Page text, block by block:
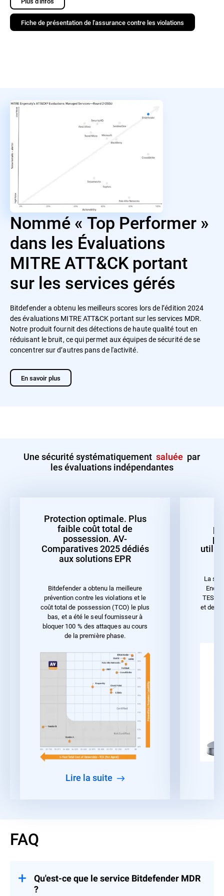
Fiche de présentation de l'assurance contre les violations
Nommé « Top Performer »
dans les Évaluations
MITRE ATT&CK portant
sur les services gérés
Bitdefender a obtenu les meilleurs scores lors de l’édition 2024
des évaluations MITRE ATT&CK portant sur les services MDR.
Notre produit fournit des détections de haute qualité tout en
réduisant le bruit, ce qui permet aux équipes de sécurité de se
concentrer sur d’autres pans de l'activité.
En savoir plus
Une sécurité systématiquementsaluée par
les évaluations indépendantes
Protection optimale. Plus
faible coût total de
possession. AV-
Comparatives 2025 dédiés
aux solutions EPR
Bitdefender a obtenu la meilleure
prévention contre les violations et le
coût total de possession (TCO) le plus
bas, et a été le seul fournisseur à
bloquer 100 % des attaques au cours
de la première phase.
lire la suite
La
TEST
et de la
FAQ
Qu'est-ce que le service Bitdefender MDR
?